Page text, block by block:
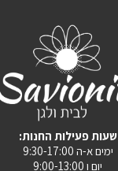
:שעות פעילות החנות
ימים א-ה 9:30-17:00
יום ו 9:00-13:00